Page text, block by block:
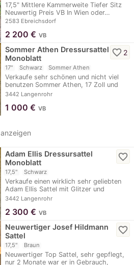
17,5" Mittlere Kammerweite Tiefer Sitz
Neuwertig Preis VB In Wien oder…
2583 Ebreichsdorf
2 200 € VB
Sommer Athen Dressursattel
Monoblatt
17" Schwarz Sommer Athen
Verkaufe sehr schönen und nicht viel
benutzen Sommer Athen, 17 Zoll und
32,5 KW, lag…
3442 Langenrohr
favorite_border 2
1 000 € VB
anzeigen
Adam Ellis Dressursattel
Monoblatt
17,5" Schwarz
Verkaufe einen wirklich sehr geliebten
Adam Ellis Sattel mit Glitzer und
dezenten Lack…
3442 Langenrohr
favorite_border
2 300 € VB
Neuwertiger Josef Hildmann
Sattel
17,5" Braun
Neuwertiger Top Sattel, sehr gepflegt,
nur 2 Monate war er in Gebrauch,
favorite_border